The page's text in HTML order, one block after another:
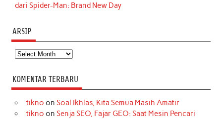
dari Spider-Man: Brand New Day
ARSIP
Arsip
KOMENTAR TERBARU
tikno on Soal Ikhlas, Kita Semua Masih Amatir
tikno on Senja SEO, Fajar GEO: Saat Mesin Pencari